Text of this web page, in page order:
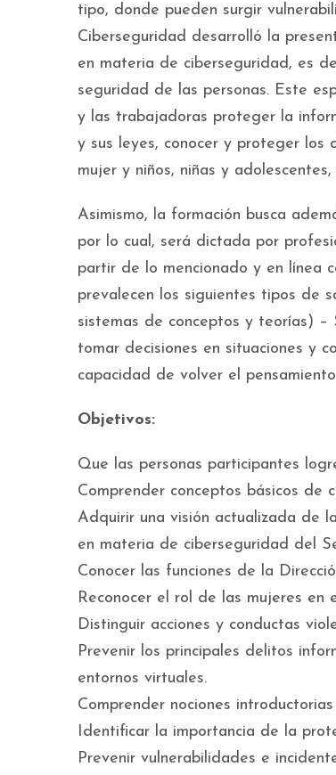
tipo, donde pueden surgir
Ciberseguridad desarrolló la
en materia de ciberseguridad, es
seguridad de las personas. Este
y las trabajadoras proteger la
y sus leyes, conocer y proteger los
mujer y niños, niñas y
Asimismo, la formación busca
por lo cual, será dictada por
partir de lo mencionado y en línea
prevalecen los siguientes tipos de
sistemas de conceptos y teorías) –
tomar decisiones en situaciones y
capacidad de volver el
Objetivos:
Que las personas participantes
Comprender conceptos básicos de
Adquirir una visión actualizada de
en materia de ciberseguridad del
Conocer las funciones de la
Reconocer el rol de las mujeres en
Distinguir acciones y conductas
Prevenir los principales delitos
entornos virtuales.
Comprender nociones
Identificar la importancia de la
Prevenir vulnerabilidades e